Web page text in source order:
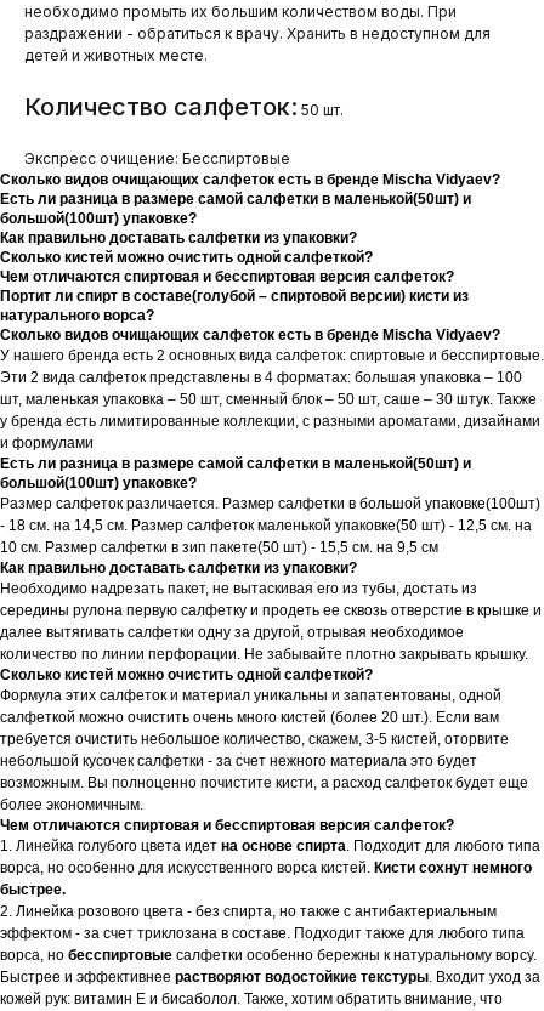
необходимо промыть их большим количеством воды. При
раздражении - обратиться к врачу. Хранить в недоступном для
детей и животных месте.
Количество салфеток: 50 шт.
Экспресс очищение: Бесспиртовые
Сколько видов очищающих салфеток есть в бренде Mischa Vidyaev?
Есть ли разница в размере самой салфетки в маленькой(50шт) и
большой(100шт) упаковке?
Как правильно доставать салфетки из упаковки?
Сколько кистей можно очистить одной салфеткой?
Чем отличаются спиртовая и бесспиртовая версия салфеток?
Портит ли спирт в составе(голубой – спиртовой версии) кисти из
натурального ворса?
Сколько видов очищающих салфеток есть в бренде Mischa Vidyaev?
У нашего бренда есть 2 основных вида салфеток: спиртовые и бесспиртовые.
Эти 2 вида салфеток представлены в 4 форматах: большая упаковка – 100
шт, маленькая упаковка – 50 шт, сменный блок – 50 шт, саше – 30 штук. Также
у бренда есть лимитированные коллекции, с разными ароматами, дизайнами
и формулами
Есть ли разница в размере самой салфетки в маленькой(50шт) и
большой(100шт) упаковке?
Размер салфеток различается. Размер салфетки в большой упаковке(100шт)
- 18 см. на 14,5 см. Размер салфеток маленькой упаковке(50 шт) - 12,5 см. на
10 см. Размер салфетки в зип пакете(50 шт) - 15,5 см. на 9,5 см
Как правильно доставать салфетки из упаковки?
Необходимо надрезать пакет, не вытаскивая его из тубы, достать из
середины рулона первую салфетку и продеть ее сквозь отверстие в крышке и
далее вытягивать салфетки одну за другой, отрывая необходимое
количество по линии перфорации. Не забывайте плотно закрывать крышку.
Сколько кистей можно очистить одной салфеткой?
Формула этих салфеток и материал уникальны и запатентованы, одной
салфеткой можно очистить очень много кистей (более 20 шт.). Если вам
требуется очистить небольшое количество, скажем, 3-5 кистей, оторвите
небольшой кусочек салфетки - за счет нежного материала это будет
возможным. Вы полноценно почистите кисти, а расход салфеток будет еще
более экономичным.
Чем отличаются спиртовая и бесспиртовая версия салфеток?
1. Линейка голубого цвета идет на основе спирта. Подходит для любого типа
ворса, но особенно для искусственного ворса кистей. Кисти сохнут немного
быстрее.
2. Линейка розового цвета - без спирта, но также с антибактериальным
эффектом - за счет триклозана в составе. Подходит также для любого типа
ворса, но бесспиртовые салфетки особенно бережны к натуральному ворсу.
Быстрее и эффективнее растворяют водостойкие текстуры. Входит уход за
кожей рук: витамин Е и бисаболол. Также, хотим обратить внимание, что